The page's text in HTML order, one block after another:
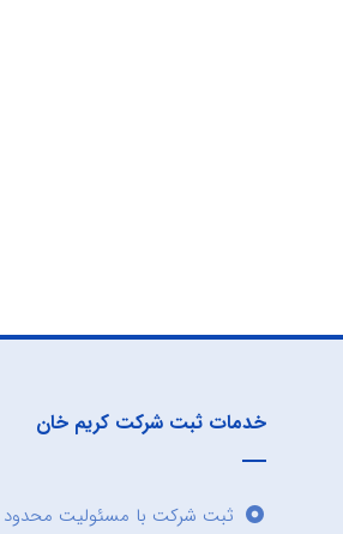
خدمات ثبت شرکت کریم خان
ثبت شرکت با مسئولیت محدود